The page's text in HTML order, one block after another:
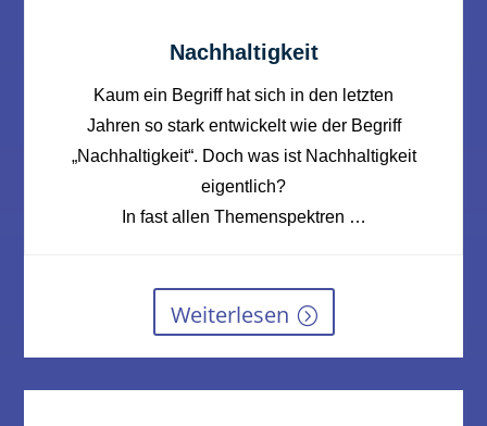
Nachhaltigkeit
Kaum ein Begriff hat sich in den letzten
Jahren so stark entwickelt wie der Begriff
„Nachhaltigkeit“. Doch was ist Nachhaltigkeit
eigentlich?
In fast allen Themenspektren …
Weiterlesen